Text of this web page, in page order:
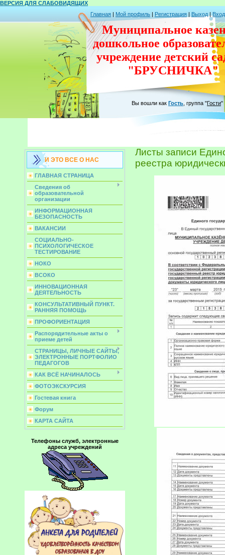
ВЕРСИЯ ДЛЯ СЛАБОВИДЯЩИХ
Главная | Мой профиль | Регистрация | Выход | Вход
Муниципальное
дошкольное
учреждение детский
"БРУСНИЧКА"
Вы вошли как Гость группа "Гости"
И ЭТО ВСЕ О НАС
ГЛАВНАЯ СТРАНИЦА
Сведения об
образовательной
организации
ИНФОРМАЦИОННАЯ
БЕЗОПАСНОСТЬ
ВАКАНСИИ
СОЦИАЛЬНО-
ПСИХОЛОГИЧЕСКОЕ
ТЕСТИРОВАНИЕ
НОКО
ВСОКО
ИННОВАЦИОННАЯ
ДЕЯТЕЛЬНОСТЬ
КОНСУЛЬТАТИВНЫЙ ПУНКТ.
РАННЯЯ ПОМОЩЬ
ПРОФОРИЕНТАЦИЯ
Распорядительные акты о
приеме детей
СТРАНИЦЫ, ЛИЧНЫЕ САЙТЫ,
ЭЛЕКТРОННЫЕ ПОРТФОЛИО
ПЕДАГОГОВ
КАК ВСЁ НАЧИНАЛОСЬ
ФОТОЭКСКУРСИЯ
Гостевая книга
Форум
КАРТА САЙТА
Телефоны служб, электронные
адреса учреждений
Листы записи
реестра